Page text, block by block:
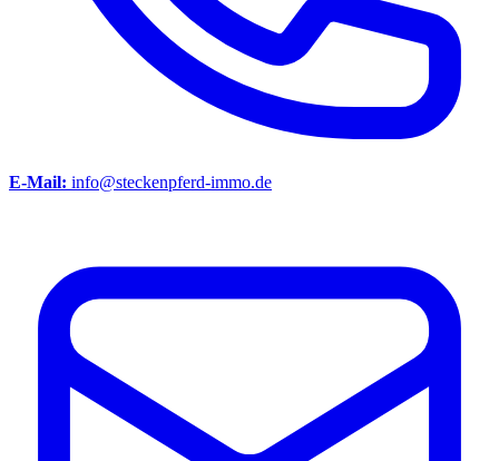
E-Mail: info@steckenpferd-immo.de